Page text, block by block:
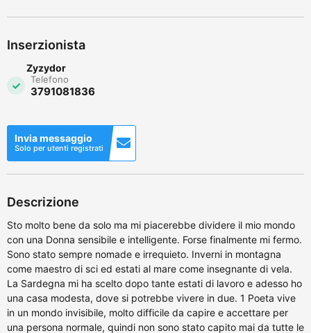
Inserzionista
Zyzydor
Telefono
3791081836
Invia messaggio
Solo per utenti registrati
Descrizione
Sto molto bene da solo ma mi piacerebbe dividere il mio mondo
con una Donna sensibile e intelligente. Forse finalmente mi fermo.
Sono stato sempre nomade e irrequieto. Inverni in montagna
come maestro di sci ed estati al mare come insegnante di vela.
La Sardegna mi ha scelto dopo tante estati di lavoro e adesso ho
una casa modesta, dove si potrebbe vivere in due. 1 Poeta vive
in un mondo invisibile, molto difficile da capire e accettare per
una persona normale, quindi non sono stato capito mai da tutte le